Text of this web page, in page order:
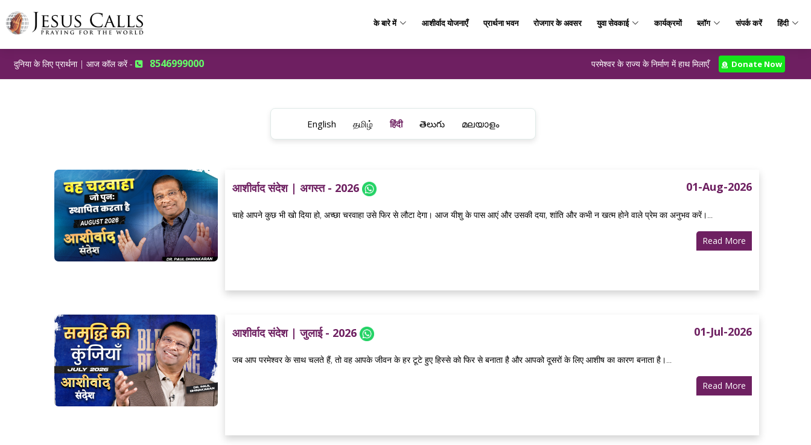
के बारे में आशीर्वाद योजनाएँ प्रार्थना भवन रोजगार के अवसर युवा सेवकाई कार्यक्रमों ब्लॉग संपर्क करें हिंदी
दुनिया के लिए प्रार्थना | आज कॉल करें - 8546999000 परमेश्वर के राज्य के निर्माण में हाथ मिलाएँ Donate Now
English தமிழ் हिंदी తెలుగు മലയാളം
आशीर्वाद संदेश | अगस्त - 2026 01-Aug-2026
चाहे आपने कुछ भी खो दिया हो, अच्छा चरवाहा उसे फिर से लौटा देगा। आज यीशु के पास आएं और उसकी दया, शांति और कभी न खत्म होने वाले प्रेम का अनुभव करें।...
Read More
आशीर्वाद संदेश | जुलाई - 2026 01-Jul-2026
जब आप परमेश्वर के साथ चलते हैं, तो वह आपके जीवन के हर टूटे हुए हिस्से को फिर से बनाता है और आपको दूसरों के लिए आशीष का कारण बनाता है।...
Read More